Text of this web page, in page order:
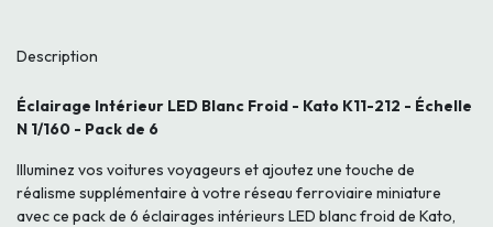
Description
Éclairage Intérieur LED Blanc Froid - Kato K11-212 - Échelle
N 1/160 - Pack de 6
Illuminez vos voitures voyageurs et ajoutez une touche de
réalisme supplémentaire à votre réseau ferroviaire miniature
avec ce pack de 6 éclairages intérieurs LED blanc froid de Kato,